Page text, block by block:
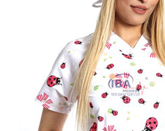
ARIZONA EVA SURF GREEN
55,00 €